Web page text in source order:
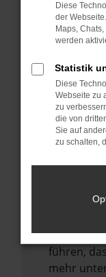
Prüfe
Manche
können
anderen
Fenster?
Starte
Das kann
Stelle
Veraltete
führen,
mehr
Diese
der
Maps,
werden
Statistik
Diese
Webseite zu
zu
die von
Sie auf
zu schalten,